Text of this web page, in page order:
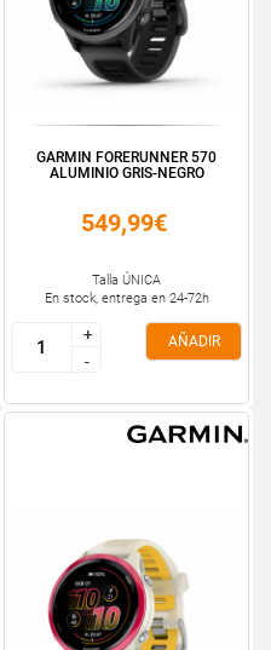
GARMIN FORERUNNER 570
ALUMINIO GRIS-NEGRO
549,99€
Talla ÚNICA
En stock, entrega en 24-72h
+
-
+
-
AÑADIR